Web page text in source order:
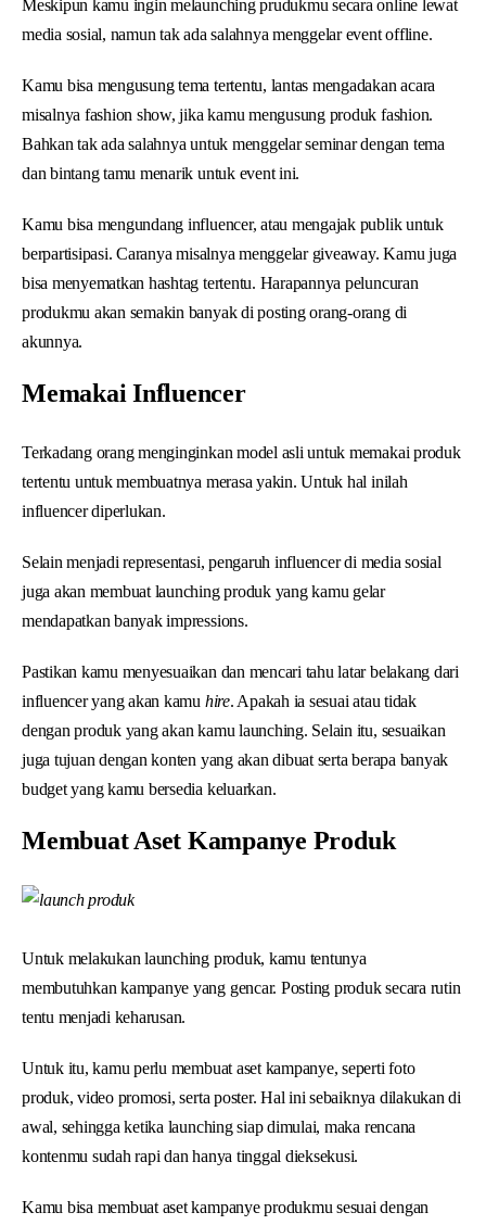
Meskipun kamu ingin melaunching prudukmu secara online lewat
media sosial, namun tak ada salahnya menggelar event offline.
Kamu bisa mengusung tema tertentu, lantas mengadakan acara
misalnya fashion show, jika kamu mengusung produk fashion.
Bahkan tak ada salahnya untuk menggelar seminar dengan tema
dan bintang tamu menarik untuk event ini.
Kamu bisa mengundang influencer, atau mengajak publik untuk
berpartisipasi. Caranya misalnya menggelar giveaway. Kamu juga
bisa menyematkan hashtag tertentu. Harapannya peluncuran
produkmu akan semakin banyak di posting orang-orang di
akunnya.
Memakai Influencer
Terkadang orang menginginkan model asli untuk memakai produk
tertentu untuk membuatnya merasa yakin. Untuk hal inilah
influencer diperlukan.
Selain menjadi representasi, pengaruh influencer di media sosial
juga akan membuat launching produk yang kamu gelar
mendapatkan banyak impressions.
Pastikan kamu menyesuaikan dan mencari tahu latar belakang dari
influencer yang akan kamu hire. Apakah ia sesuai atau tidak
dengan produk yang akan kamu launching. Selain itu, sesuaikan
juga tujuan dengan konten yang akan dibuat serta berapa banyak
budget yang kamu bersedia keluarkan.
Membuat Aset Kampanye Produk
Untuk melakukan launching produk, kamu tentunya
membutuhkan kampanye yang gencar. Posting produk secara rutin
tentu menjadi keharusan.
Untuk itu, kamu perlu membuat aset kampanye, seperti foto
produk, video promosi, serta poster. Hal ini sebaiknya dilakukan di
awal, sehingga ketika launching siap dimulai, maka rencana
kontenmu sudah rapi dan hanya tinggal dieksekusi.
Kamu bisa membuat aset kampanye produkmu sesuai dengan